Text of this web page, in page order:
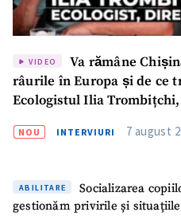
VIDEO
Va rămâne
râurile în Europa și de ce
Ecologistul Ilia Trombițchi,
NOU INTERVIURI 7 august
ABILITARE
Socializarea
gestionăm privirile și